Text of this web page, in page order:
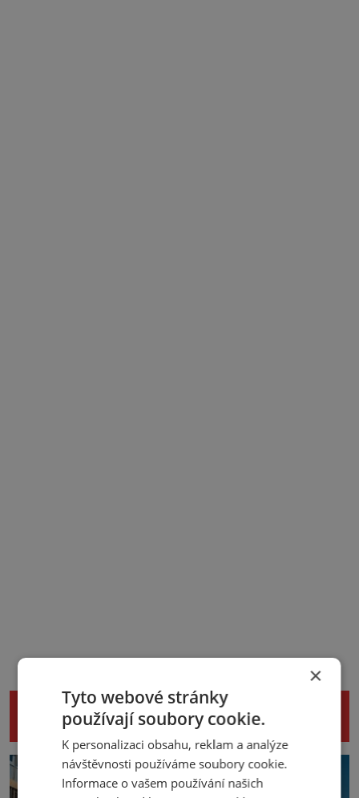
NENECHTE SI UJÍT DALŠÍ ZAJÍMAVÉ
ČLÁNKY
×
Tyto webové stránky
používají soubory cookie.
K personalizaci obsahu, reklam a analýze
návštěvnosti používáme soubory cookie.
Informace o vašem používání našich